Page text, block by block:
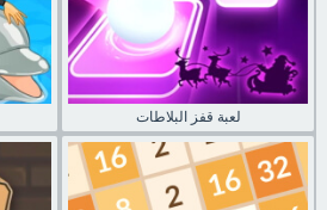
لعبة قفز البلاطات